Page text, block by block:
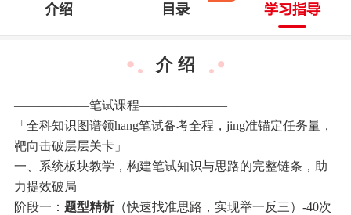
介绍 目录 学习指导
介 绍
——————笔试课程———————
「全科知识图谱领hang笔试备考全程，jing准锚定任务量，
靶向击破层层关卡」
一、系统板块教学，构建笔试知识与思路的完整链条，助
力提效破局
阶段一： 题型精析（快速找准思路，实现举一反三）-40次